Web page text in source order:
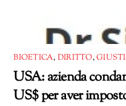
BIOETICA, DIRITTO,
USA: azienda
US$ per aver